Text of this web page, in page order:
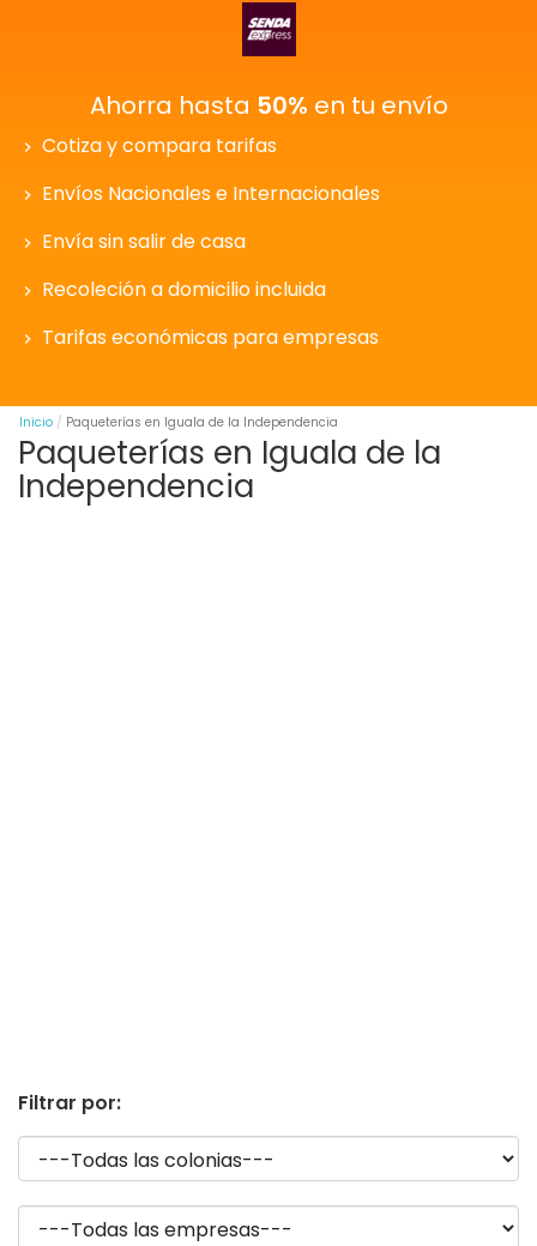
Ahorra hasta 50% en tu envío
Cotiza y compara tarifas
Envíos Nacionales e Internacionales
Envía sin salir de casa
Recoleción a domicilio incluida
Tarifas económicas para empresas
Inicio Paqueterías en Iguala de la Independencia
Paqueterías en Iguala de la
Independencia
Filtrar por: